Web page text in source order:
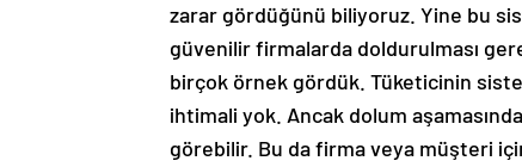
zarar gördüğünü biliyoruz. Yine bu
güvenilir firmalarda doldurulması
birçok örnek gördük. Tüketicinin
ihtimali yok. Ancak dolum
görebilir. Bu da firma veya müşteri